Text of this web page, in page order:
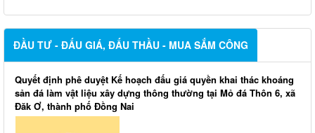
ĐẦU TƯ - ĐẤU GIÁ, ĐẤU THẦU - MUA SẮM CÔNG
Quyết định phê duyệt Kế hoạch đấu giá quyền khai thác khoáng
sản đá làm vật liệu xây dựng thông thường tại Mỏ đá Thôn 6, xã
Đăk Ơ, thành phố Đồng Nai